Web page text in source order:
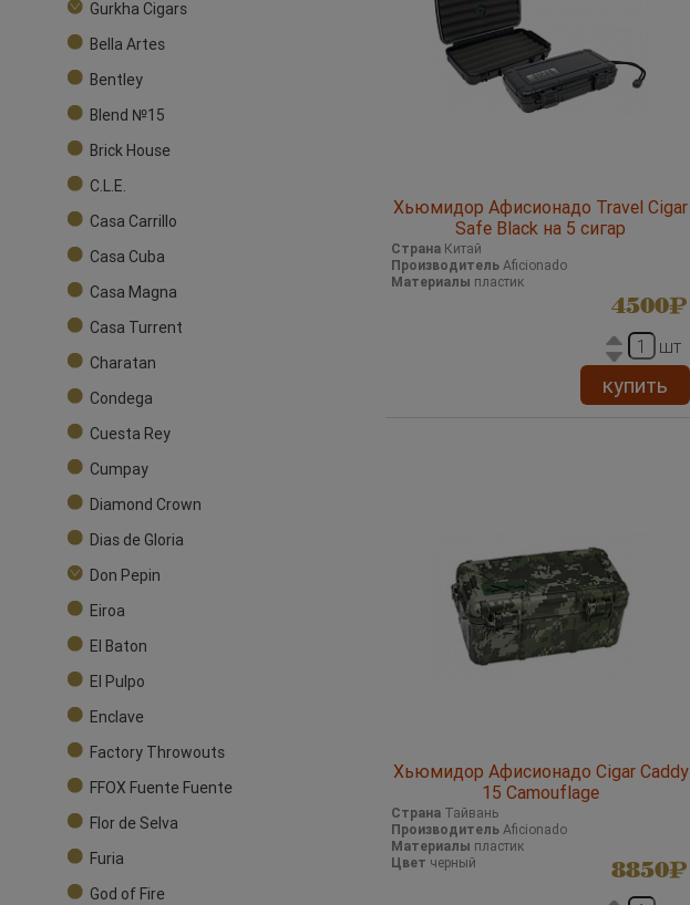
Gurkha Cigars
Bella Artes
Bentley
Blend №15
Brick House
C.L.E.
Casa Carrillo
Casa Cuba
Casa Magna
Casa Turrent
Charatan
Condega
Cuesta Rey
Cumpay
Diamond Crown
Dias de Gloria
Don Pepin
Eiroa
El Baton
El Pulpo
Enclave
Factory Throwouts
FFOX Fuente Fuente
Flor de Selva
Furia
God of Fire
Хьюмидор Афисионадо Travel Cigar
Safe Black на 5 сигар
Страна Китай
Производитель Aficionado
Материалы пластик
4500
шт
купить
Хьюмидор Афисионадо Cigar Caddy
15 Camouflage
Страна Тайвань
Производитель Aficionado
Материалы пластик
Цвет черный 8850